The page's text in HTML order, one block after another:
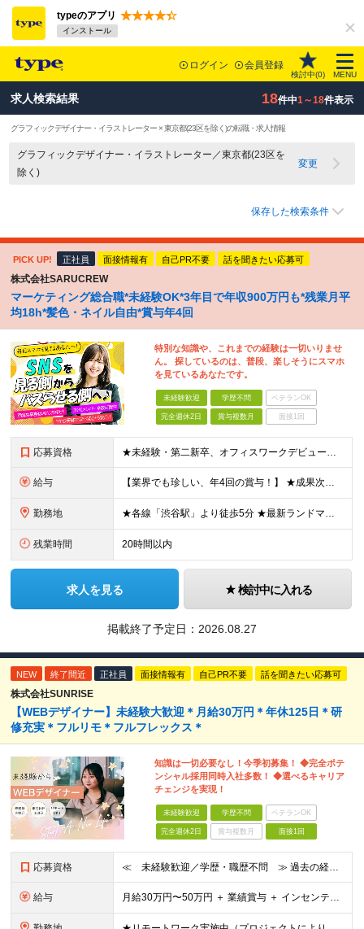
typeのアプリ
インストール
ログイン 会員登録
検討中(0) MENU
求人検索結果 18件中1～18件表示
グラフィックデザイナー・イラストレーター × 東京都(23区を除く)の転職・求人情報
グラフィックデザイナー・イラストレーター／東京都(23区を
除く)
変更
保存した検索条件
PICK UP! 正社員 面接情報有 自己PR不要 話を聞きたい応募可
株式会社SARUCREW
マーケティング総合職*未経験OK*3年目で年収900万円も*残業月平
均18h*髪色・ネイル自由*賞与年4回
特別な知識や、これまでの経験は一切いりませ
ん。 探しているのは、普段、楽しそうにスマホ
を見ているあなたです。
未経験歓迎 学歴不問 ベテランOK
完全週休2日 賞与複数月 面接1回
応募資格 ★未経験・第二新卒、オフィスワークデビュー大歓迎 ★平均年齢は28.6歳！ ★20代の若手メンバーが中心になって活躍している職場です！ ●学歴不問 ※35歳以下の方（若年層の長期キャリア形成） ★こ
給与 【業界でも珍しい、年4回の賞与！】 ★成果次第でスピード昇給可 →20代で年収700万〜900万超も！ ■未経験：月給26〜30万円＋賞与年4回（業績による）＋各種手当 ※経験・スキルを考慮して決定
勤務地 ★各線「渋谷駅」より徒歩5分 ★最新ランドマークオフィスです！ ★転勤はありません 【本社】 東京都渋谷区道玄坂2-25-12 道玄坂通 dogenzaka-dori 5階 ※(変更の範囲)上記を除
残業時間 20時間以内
求人を見る 検討中に入れる
掲載終了予定日： 2026.08.27
NEW 終了間近 正社員 面接情報有 自己PR不要 話を聞きたい応募可
株式会社SUNRISE
【WEBデザイナー】未経験大歓迎＊月給30万円＊年休125日＊研
修充実＊フルリモ＊フルフレックス＊
知識は一切必要なし！今季初募集！ ◆完全ポテ
ンシャル採用同時入社多数！ ◆選べるキャリア
チェンジを実現！
未経験歓迎 学歴不問 ベテランOK
完全週休2日 賞与複数月 面接1回
応募資格 ≪ 未経験歓迎／学歴・職歴不問 ≫ 過去の経歴は一切不問。 「いままで」よりも「これから」を 重視した採用を行っています！ ▼▼こんな想いがある方大歓迎▼▼ ・WEBデザインに興味がある！ ・WEB
給与 ⽉給30万円〜50万円 ＋ 業績賞与 ＋ インセンティブ賞与 経験者：35万円～ ※IT新人時25万円〜 ※経験・スキルを考慮の上、決定します。 ※経験者は別途優遇！ ★試⽤期間：3ヶ⽉ ★学